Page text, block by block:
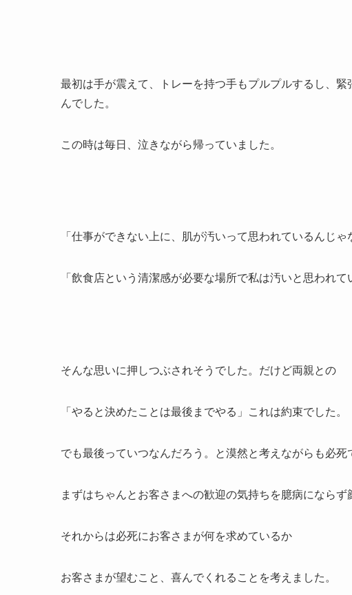
最初は手が震えて、トレーを持つ手もプルプルするし、
んでした。
この時は毎日、泣きながら帰っていました。
「仕事ができない上に、肌が汚いって思われているんじゃ
「飲食店という清潔感が必要な場所で私は汚いと思われて
そんな思いに押しつぶされそうでした。だけど両親との
「やると決めたことは最後までやる」これは約束でした。
でも最後っていつなんだろう。と漠然と考えながらも必死
まずはちゃんとお客さまへの歓迎の気持ちを臆病にならず
それからは必死にお客さまが何を求めているか
お客さまが望むこと、喜んでくれることを考えました。